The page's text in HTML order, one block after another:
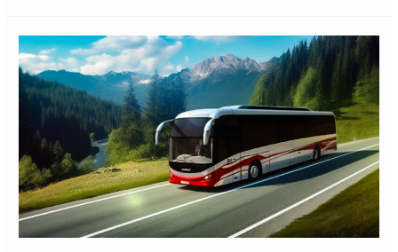
Viajar
Seguro
Verano:
Tus
Mejores
Aliados
en